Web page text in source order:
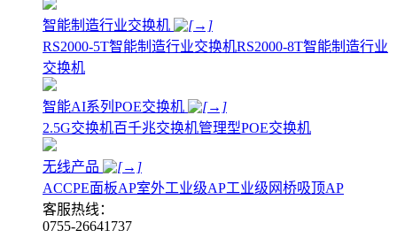
智能制造行业交换机
RS2000-5T智能制造行业交换机RS2000-8T智能制造行业
交换机
智能AI系列POE交换机
2.5G交换机百千兆交换机管理型POE交换机
无线产品
ACCPE面板AP室外工业级AP工业级网桥吸顶AP
客服热线：
0755-26641737